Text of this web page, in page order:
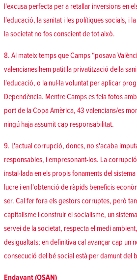
l'excusa perfecta per a retallar inversions en
l'educació, la sanitat i les polítiques socials, i
la societat no fos conscient de tot això.
8. Al mateix temps que Camps “posava
valencianes hem patit la privatització de la
l'educació, o la nul·la voluntat per aplicar
Dependència. Mentre Camps es feia fotos
port de la Copa Amèrica, 43 valencians/es
ningú haja assumit cap responsabilitat.
9. L'actual corrupció, doncs, no s'acaba
responsables, i empresonant-los. La
instal·lada en els propis fonaments del
lucre i en l'obtenció de ràpids beneficis
ser. Cal fer fora els gestors corruptes, però
capitalisme i construir el socialisme, un
servei de la societat, respecta el medi
desigualtats; en definitiva cal avançar cap un
consecució del bé social està per damunt del
Endavant (OSAN)